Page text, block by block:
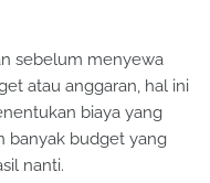
sebelum menyewa
atau anggaran, hal ini
biaya yang
banyak budget yang
nanti.